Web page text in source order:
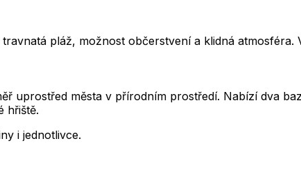
pláž, možnost občerstvení a klidná
uprostřed města v přírodním prostředí. Nabízí dva
hřiště.
i jednotlivce.